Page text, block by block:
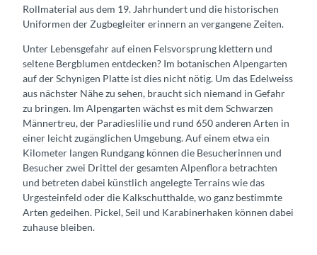
Rollmaterial aus dem 19. Jahrhundert und die historischen
Uniformen der Zugbegleiter erinnern an vergangene Zeiten.
Unter Lebensgefahr auf einen Felsvorsprung klettern und
seltene Bergblumen entdecken? Im botanischen Alpengarten
auf der Schynigen Platte ist dies nicht nötig. Um das Edelweiss
aus nächster Nähe zu sehen, braucht sich niemand in Gefahr
zu bringen. Im Alpengarten wächst es mit dem Schwarzen
Männertreu, der Paradieslilie und rund 650 anderen Arten in
einer leicht zugänglichen Umgebung. Auf einem etwa ein
Kilometer langen Rundgang können die Besucherinnen und
Besucher zwei Drittel der gesamten Alpenflora betrachten
und betreten dabei künstlich angelegte Terrains wie das
Urgesteinfeld oder die Kalkschutthalde, wo ganz bestimmte
Arten gedeihen. Pickel, Seil und Karabinerhaken können dabei
zuhause bleiben.